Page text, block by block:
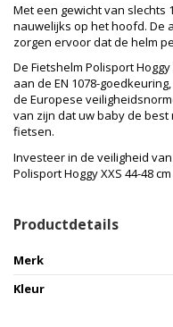
Met een gewicht van slechts
nauwelijks op het hoofd. De
zorgen ervoor dat de helm
De Fietshelm Polisport
aan de EN 1078-
de Europese
van zijn dat uw baby de
fietsen.
Investeer in de veiligheid
Polisport Hoggy XXS 44-48
Productdetails
Merk
Kleur